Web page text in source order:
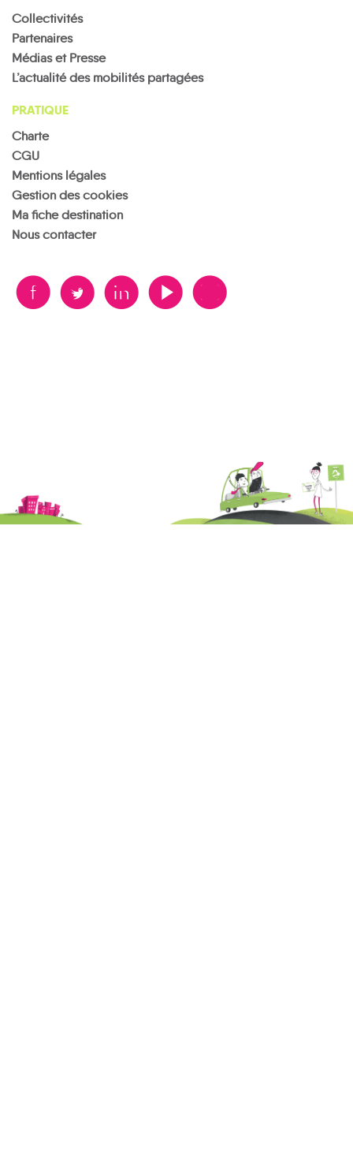
Collectivités
Partenaires
Médias et Presse
L’actualité des mobilités partagées
PRATIQUE
Charte
CGU
Mentions légales
Gestion des cookies
Ma fiche destination
Nous contacter
B A D F V